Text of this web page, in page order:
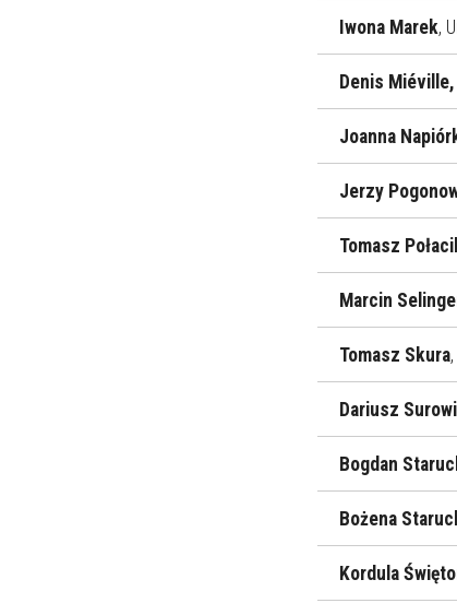
Iwona Marek,
Denis Miéville,
Joanna
Jerzy
Tomasz
Marcin
Tomasz Skura
Dariusz
Bogdan
Bożena
Kordula